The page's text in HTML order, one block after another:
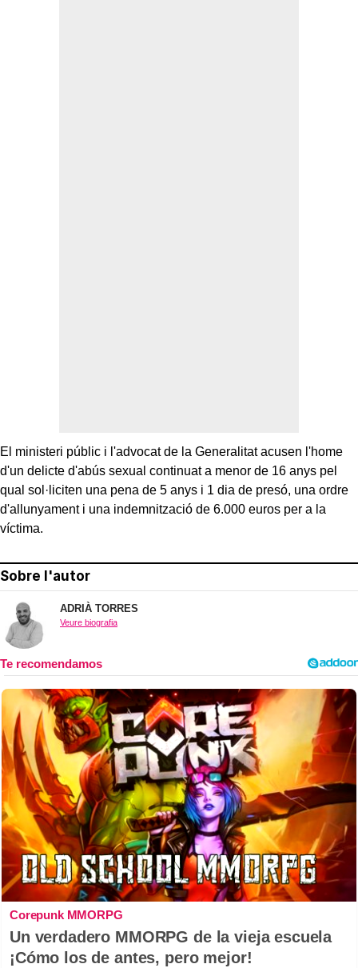
El ministeri públic i l'advocat de la Generalitat acusen l'home
d'un delicte d'abús sexual continuat a menor de 16 anys pel
qual sol·liciten una pena de 5 anys i 1 dia de presó, una ordre
d'allunyament i una indemnització de 6.000 euros per a la
víctima.
Sobre l'autor
ADRIÀ TORRES
Veure biografia
Corepunk MMORPG
Un verdadero MMORPG de la vieja escuela
¡Cómo los de antes, pero mejor!